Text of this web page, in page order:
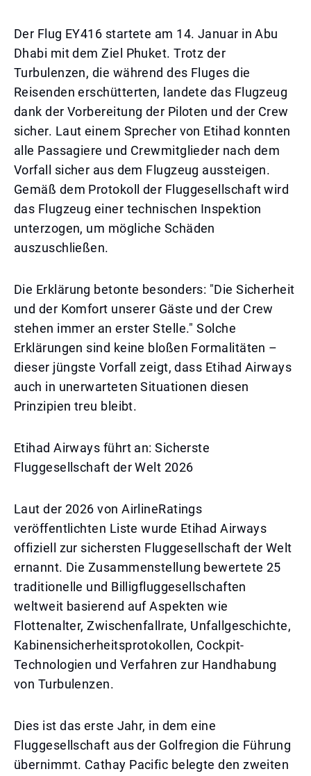
Der Flug EY416 startete am 14. Januar in Abu
Dhabi mit dem Ziel Phuket. Trotz der
Turbulenzen, die während des Fluges die
Reisenden erschütterten, landete das Flugzeug
dank der Vorbereitung der Piloten und der Crew
sicher. Laut einem Sprecher von Etihad konnten
alle Passagiere und Crewmitglieder nach dem
Vorfall sicher aus dem Flugzeug aussteigen.
Gemäß dem Protokoll der Fluggesellschaft wird
das Flugzeug einer technischen Inspektion
unterzogen, um mögliche Schäden
auszuschließen.
Die Erklärung betonte besonders: "Die Sicherheit
und der Komfort unserer Gäste und der Crew
stehen immer an erster Stelle." Solche
Erklärungen sind keine bloßen Formalitäten –
dieser jüngste Vorfall zeigt, dass Etihad Airways
auch in unerwarteten Situationen diesen
Prinzipien treu bleibt.
Etihad Airways führt an: Sicherste
Fluggesellschaft der Welt 2026
Laut der 2026 von AirlineRatings
veröffentlichten Liste wurde Etihad Airways
offiziell zur sichersten Fluggesellschaft der Welt
ernannt. Die Zusammenstellung bewertete 25
traditionelle und Billigfluggesellschaften
weltweit basierend auf Aspekten wie
Flottenalter, Zwischenfallrate, Unfallgeschichte,
Kabinensicherheitsprotokollen, Cockpit-
Technologien und Verfahren zur Handhabung
von Turbulenzen.
Dies ist das erste Jahr, in dem eine
Fluggesellschaft aus der Golfregion die Führung
übernimmt. Cathay Pacific belegte den zweiten